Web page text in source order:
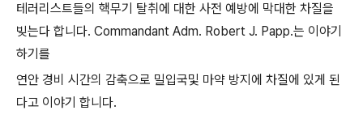
테러리스트들의 핵무기 탈취에 대한 사전 예방에 막대한 차질을
빚는다 합니다. Commandant Adm. Robert J. Papp.는 이야기
하기를
연안 경비 시간의 감축으로 밀입국및 마약 방지에 차질에 있게 된
다고 이야기 합니다.